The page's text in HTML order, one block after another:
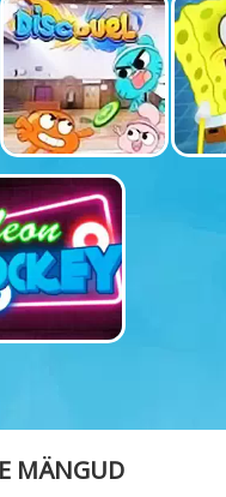
MÄNGUD